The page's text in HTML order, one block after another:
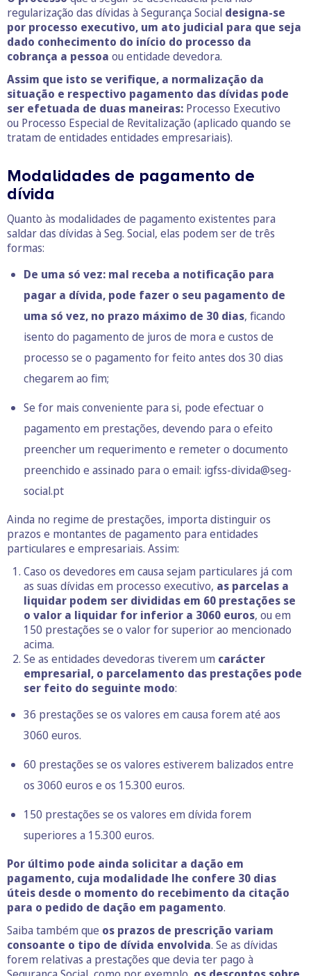
regularização das dívidas à Segurança Social designa-se
por processo executivo, um ato judicial para que seja
dado conhecimento do início do processo da
cobrança a pessoa ou entidade devedora.
Assim que isto se verifique, a normalização da
situação e respectivo pagamento das dívidas pode
ser efetuada de duas maneiras: Processo Executivo
ou Processo Especial de Revitalização (aplicado quando se
tratam de entidades entidades empresariais).
Modalidades de pagamento de
dívida
Quanto às modalidades de pagamento existentes para
saldar das dívidas à Seg. Social, elas podem ser de três
formas:
De uma só vez: mal receba a notificação para
pagar a dívida, pode fazer o seu pagamento de
uma só vez, no prazo máximo de 30 dias, ficando
isento do pagamento de juros de mora e custos de
processo se o pagamento for feito antes dos 30 dias
chegarem ao fim;
Se for mais conveniente para si, pode efectuar o
pagamento em prestações, devendo para o efeito
preencher um requerimento e remeter o documento
preenchido e assinado para o email: igfss-divida@seg-
social.pt
Ainda no regime de prestações, importa distinguir os
prazos e montantes de pagamento para entidades
particulares e empresariais. Assim:
Caso os devedores em causa sejam particulares já com
as suas dívidas em processo executivo, as parcelas a
liquidar podem ser divididas em 60 prestações se
o valor a liquidar for inferior a 3060 euros, ou em
150 prestações se o valor for superior ao mencionado
acima.
Se as entidades devedoras tiverem um carácter
empresarial, o parcelamento das prestações pode
ser feito do seguinte modo:
36 prestações se os valores em causa forem até aos
3060 euros.
60 prestações se os valores estiverem balizados entre
os 3060 euros e os 15.300 euros.
150 prestações se os valores em dívida forem
superiores a 15.300 euros.
Por último pode ainda solicitar a dação em
pagamento, cuja modalidade lhe confere 30 dias
úteis desde o momento do recebimento da citação
para o pedido de dação em pagamento.
Saiba também que os prazos de prescrição variam
consoante o tipo de dívida envolvida. Se as dívidas
forem relativas a prestações que devia ter pago à